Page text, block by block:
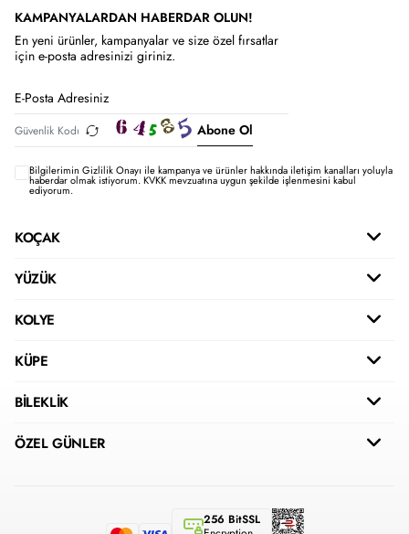
KAMPANYALARDAN HABERDAR OLUN!
En yeni ürünler, kampanyalar ve size özel fırsatlar
için e-posta adresinizi giriniz.
Abone Ol
Bilgilerimin Gizlilik Onayı ile kampanya ve ürünler hakkında iletişim kanalları yoluyla
haberdar olmak istiyorum.KVKK mevzuatına uygun şekilde işlenmesini kabul
ediyorum.
KOÇAK
YÜZÜK
KOLYE
KÜPE
BİLEKLİK
ÖZEL GÜNLER
256 BitSSL